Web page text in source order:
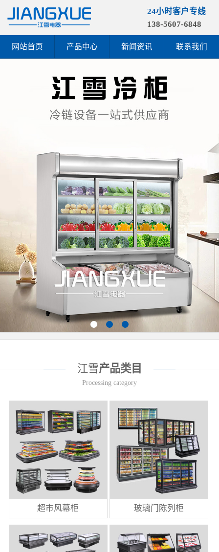
24小时客户专线
138-5607-6848
网站首页 产品中心 新闻资讯 联系我们
江雪产品类目
Processing category
超市风幕柜 玻璃门陈列柜